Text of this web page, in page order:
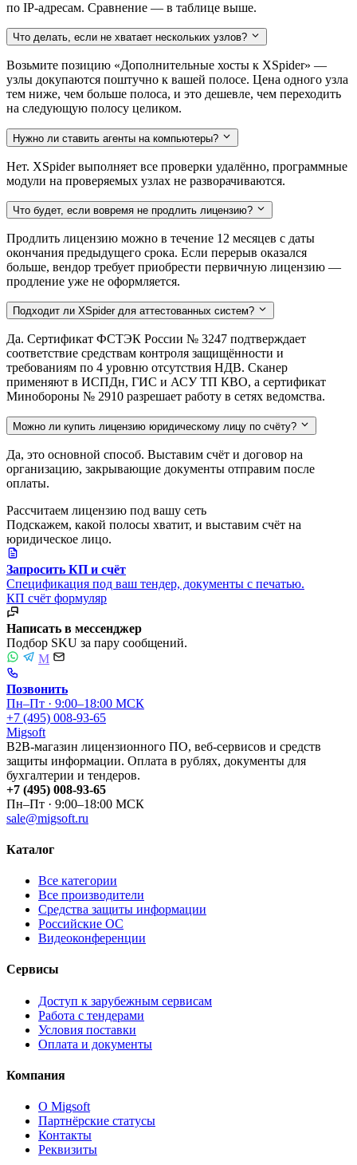
по IP-адресам. Сравнение — в таблице выше.
Что делать, если не хватает нескольких узлов?
Возьмите позицию «Дополнительные хосты к XSpider» —
узлы докупаются поштучно к вашей полосе. Цена одного узла
тем ниже, чем больше полоса, и это дешевле, чем переходить
на следующую полосу целиком.
Нужно ли ставить агенты на компьютеры?
Нет. XSpider выполняет все проверки удалённо, программные
модули на проверяемых узлах не разворачиваются.
Что будет, если вовремя не продлить лицензию?
Продлить лицензию можно в течение 12 месяцев с даты
окончания предыдущего срока. Если перерыв оказался
больше, вендор требует приобрести первичную лицензию —
продление уже не оформляется.
Подходит ли XSpider для аттестованных систем?
Да. Сертификат ФСТЭК России № 3247 подтверждает
соответствие средствам контроля защищённости и
требованиям по 4 уровню отсутствия НДВ. Сканер
применяют в ИСПДн, ГИС и АСУ ТП КВО, а сертификат
Минобороны № 2910 разрешает работу в сетях ведомства.
Можно ли купить лицензию юридическому лицу по счёту?
Да, это основной способ. Выставим счёт и договор на
организацию, закрывающие документы отправим после
оплаты.
Рассчитаем лицензию под вашу сеть
Подскажем, какой полосы хватит, и выставим счёт на
юридическое лицо.
Запросить КП и счёт
Спецификация под ваш тендер, документы с печатью.
КП счёт формуляр
Написать в мессенджер
Подбор SKU за пару сообщений.
M
Позвонить
Пн–Пт · 9:00–18:00 МСК
+7 (495) 008-93-65
Migsoft
B2B-магазин лицензионного ПО, веб-сервисов и средств
защиты информации. Оплата в рублях, документы для
бухгалтерии и тендеров.
+7 (495) 008-93-65
Пн–Пт · 9:00–18:00 МСК
sale@migsoft.ru
Каталог
Все категории
Все производители
Средства защиты информации
Российские ОС
Видеоконференции
Сервисы
Доступ к зарубежным сервисам
Работа с тендерами
Условия поставки
Оплата и документы
Компания
О Migsoft
Партнёрские статусы
Контакты
Реквизиты